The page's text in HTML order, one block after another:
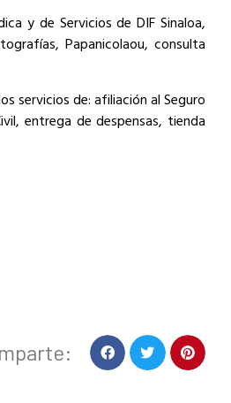
y de Servicios de DIF Sinaloa,
Papanicolaou, consulta
servicios de: afiliación al Seguro
entrega de despensas, tienda